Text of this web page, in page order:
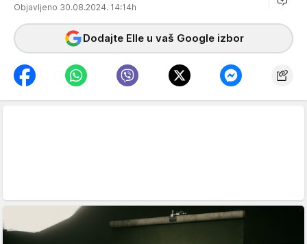
Objavljeno 30.08.2024. 14:14h
Dodajte Elle u vaš Google izbor